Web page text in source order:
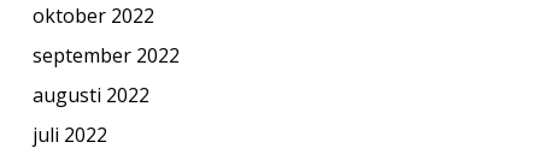
oktober 2022
september 2022
augusti 2022
juli 2022